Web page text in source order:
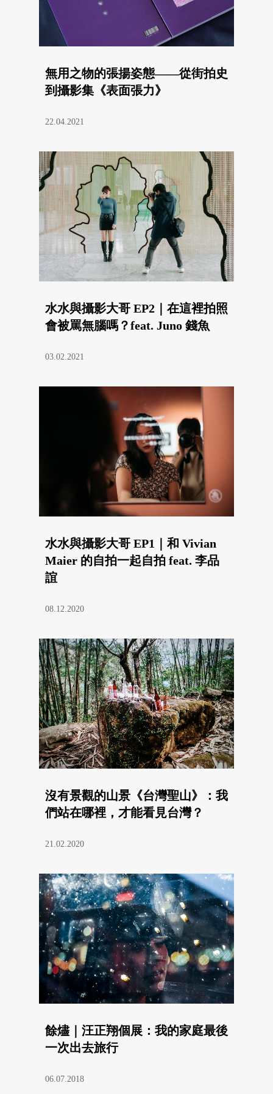
無用之物的張揚姿態——從街拍史
到攝影集《表面張力》
22.04.2021
水水與攝影大哥 EP2｜在這裡拍照
會被罵無腦嗎？feat. Juno 錢魚
03.02.2021
水水與攝影大哥 EP1｜和 Vivian
Maier 的自拍一起自拍 feat. 李品
誼
08.12.2020
沒有景觀的山景《台灣聖山》：我
們站在哪裡，才能看見台灣？
21.02.2020
餘燼｜汪正翔個展：我的家庭最後
一次出去旅行
06.07.2018